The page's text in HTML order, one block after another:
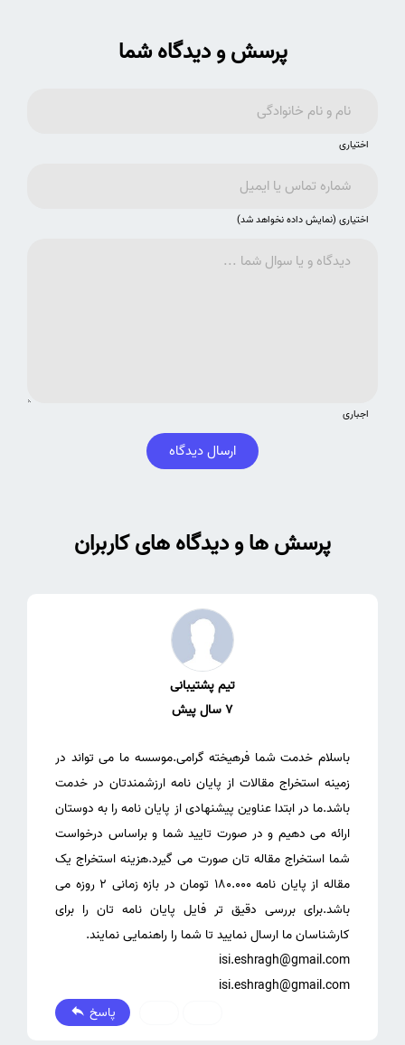
پرسش و دیدگاه شما
اختیاری
اختیاری (نمایش داده نخواهد شد)
اجباری
ارسال دیدگاه
پرسش ها و دیدگاه های کاربران
تیم پشتیبانی
7 سال پیش
باسلام خدمت شما فرهیخته گرامی.موسسه ما می تواند در
زمینه استخراج مقالات از پایان نامه ارزشمندتان در خدمت
باشد.ما در ابتدا عناوین پیشنهادی از پایان نامه را به دوستان
ارائه می دهیم و در صورت تایید شما و براساس درخواست
شما استخراج مقاله تان صورت می گیرد.هزینه استخراج یک
مقاله از پایان نامه 180.000 تومان در بازه زمانی 2 روزه می
باشد.برای بررسی دقیق تر فایل پایان نامه تان را برای
isi.eshragh@gmail.com
پاسخ